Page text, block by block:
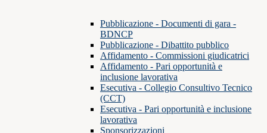
Pubblicazione - Documenti di gara -
BDNCP
Pubblicazione - Dibattito pubblico
Affidamento - Commissioni giudicatrici
Affidamento - Pari opportunità e
inclusione lavorativa
Esecutiva - Collegio Consultivo Tecnico
(CCT)
Esecutiva - Pari opportunità e inclusione
lavorativa
Sponsorizzazioni